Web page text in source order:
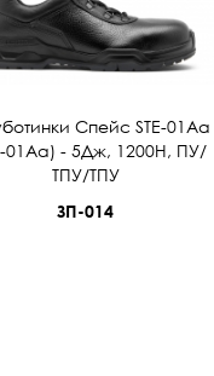
Спейс STE-01Aa
01Аа) - 5Дж, 1200Н, ПУ/
ТПУ/ТПУ
ЗП-014